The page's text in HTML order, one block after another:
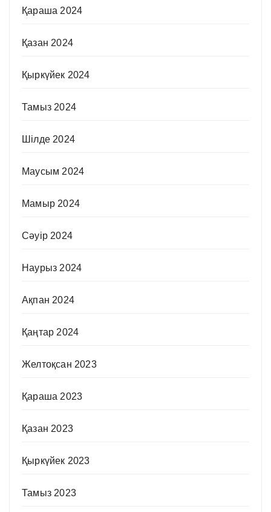
Қараша 2024
Қазан 2024
Қыркүйек 2024
Тамыз 2024
Шілде 2024
Маусым 2024
Мамыр 2024
Сәуір 2024
Наурыз 2024
Ақпан 2024
Қаңтар 2024
Желтоқсан 2023
Қараша 2023
Қазан 2023
Қыркүйек 2023
Тамыз 2023